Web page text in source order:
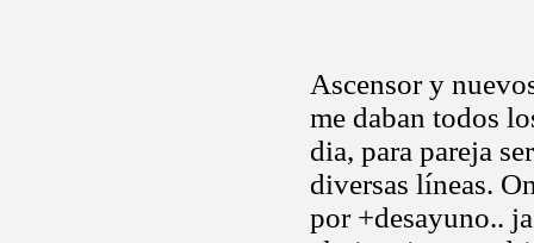
Ascensor y
me daban todos
dia, para pareja
diversas líneas.
por +desayuno..